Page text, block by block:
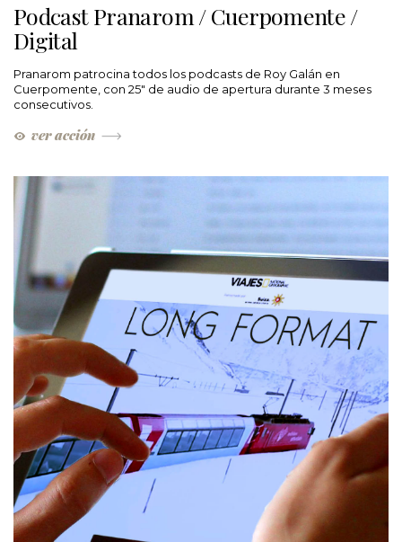
Podcast Pranarom / Cuerpomente /
Digital
Pranarom patrocina todos los podcasts de Roy Galán en
Cuerpomente, con 25" de audio de apertura durante 3 meses
consecutivos.
ver acción